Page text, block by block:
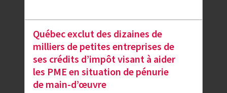
Québec exclut des dizaines de
milliers de petites entreprises de
ses crédits d’impôt visant à aider
les PME en situation de pénurie
de main-d’œuvre